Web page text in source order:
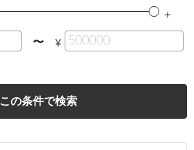
〜 ¥
この条件で検索